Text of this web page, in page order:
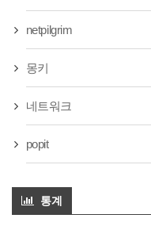
netpilgrim
몽키
네트워크
popit
통계